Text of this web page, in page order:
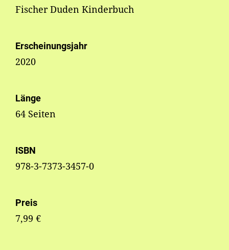
Fischer Duden Kinderbuch
Erscheinungsjahr
2020
Länge
64 Seiten
ISBN
978-3-7373-3457-0
Preis
7,99 €